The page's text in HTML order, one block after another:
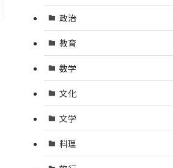
政治
教育
数学
文化
文学
料理